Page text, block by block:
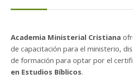
Español - Internacional ‎(es)‎
Buscar
cursos
Academia Ministerial Cristiana
de capacitación para el ministerio,
de formación para optar por el
en Estudios Bíblicos.